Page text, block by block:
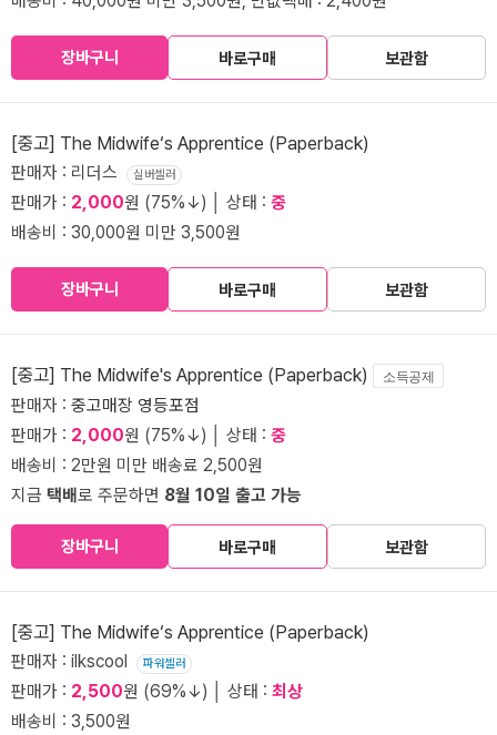
장바구니 바로구매 보관함
[중고] The Midwife‘s Apprentice (Paperback)
판매자 : 리더스 실버셀러
판매가 : 2,000원 (75%↓) │ 상태 : 중
배송비 : 30,000원 미만 3,500원
장바구니 바로구매 보관함
[중고] The Midwife's Apprentice (Paperback) 소득공제
판매자 : 중고매장 영등포점
판매가 : 2,000원 (75%↓) │ 상태 : 중
배송비 : 2만원 미만 배송료 2,500원
지금 택배로 주문하면 8월 10일 출고 가능
장바구니 바로구매 보관함
[중고] The Midwife‘s Apprentice (Paperback)
판매자 : ilkscool 파워셀러
판매가 : 2,500원 (69%↓) │ 상태 : 최상
배송비 : 3,500원